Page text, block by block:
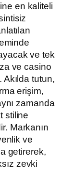
en kaliteli
ve tek
ve casino
Akılda tutun,
erişim,
zamanda
stiline
Markanın
ve
getirerek,
zevki